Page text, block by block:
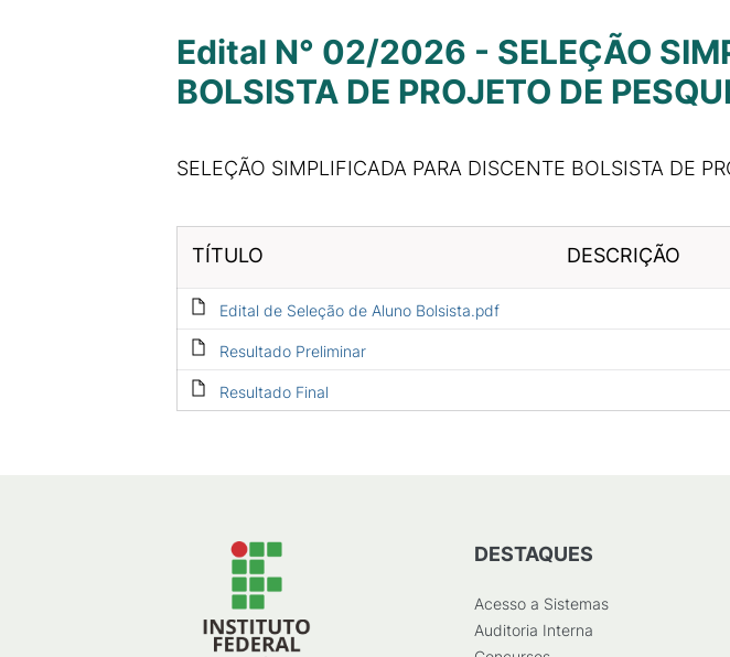
Edital N° 02/2026 - SELEÇÃO
BOLSISTA DE PROJETO DE
SELEÇÃO SIMPLIFICADA PARA DISCENTE BOLSISTA DE
TÍTULO DESCRIÇÃO
Edital de Seleção de Aluno Bolsista.pdf
Resultado Preliminar
Resultado Final
DESTAQUES
Acesso a Sistemas
Auditoria Interna